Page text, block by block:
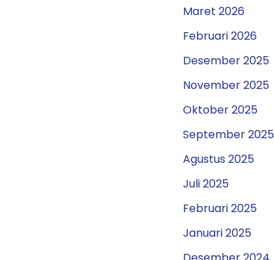
Maret 2026
Februari 2026
Desember 2025
November 2025
Oktober 2025
September 2025
Agustus 2025
Juli 2025
Februari 2025
Januari 2025